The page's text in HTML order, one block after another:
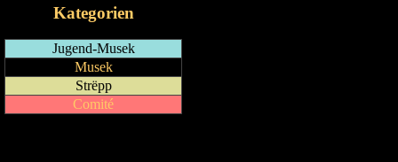
Kategorien
Jugend-Musek
Musek
Strëpp
Comité